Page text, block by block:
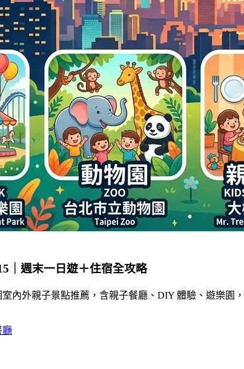
｜週末一日遊＋住宿全攻略
內外親子景點推薦，含親子餐廳、DIY 體驗、遊樂園
廳